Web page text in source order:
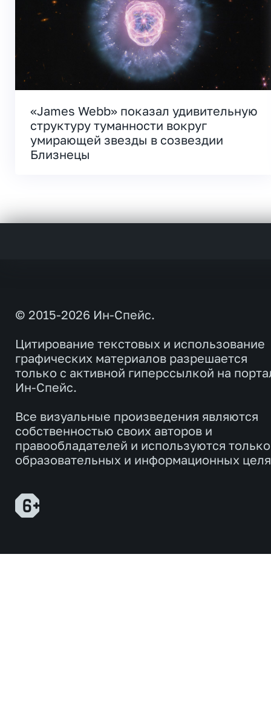
«James Webb» показал удивительную
структуру туманности вокруг
умирающей звезды в созвездии
Близнецы
© 2015-2026 Ин-Спейс.
Цитирование текстовых и использование
графических материалов разрешается
только с активной гиперссылкой на
Ин-Спейс.
Все визуальные произведения являются
собственностью своих авторов и
правообладателей и используются
образовательных и информационных